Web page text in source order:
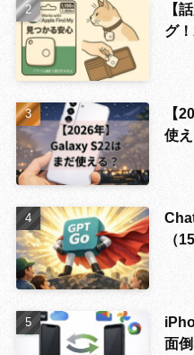
【
グ
【
使
（
面